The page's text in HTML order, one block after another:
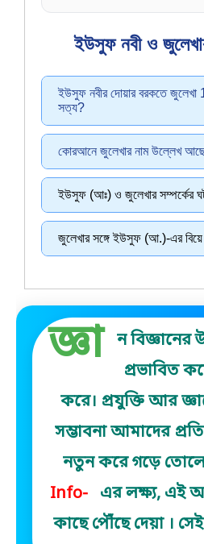
ইউসুফ নবী ও
ইউসুফ নবীর দোয়ার বরকতে জুলেখা
সত্য?
কোরআনে জুলেখার নাম উল্লেখ
ইউসুফ (আঃ) ও জুলেখার সম্পর্কের
জুলেখার সঙ্গে ইউসুফ (আ.)-এর বিয়ে
জ্ঞা
ন
প্রভাবিত
করে। প্রযুক্তি আর
সম্ভাবনা আমাদের
নতুন করে গড়ে
Info-
এর লক্ষ্য, এই
কাছে পৌঁছে দেয়া ।